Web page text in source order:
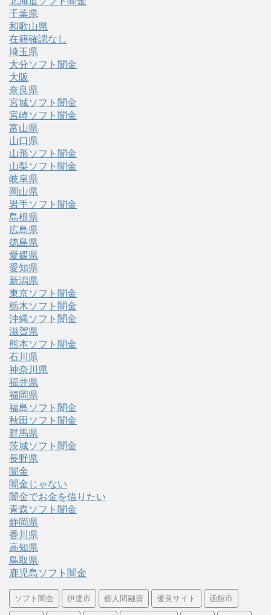
千葉県
和歌山県
在籍確認なし
埼玉県
大分ソフト闇金
大阪
奈良県
宮城ソフト闇金
宮崎ソフト闇金
富山県
山口県
山形ソフト闇金
山梨ソフト闇金
岐阜県
岡山県
岩手ソフト闇金
島根県
広島県
徳島県
愛媛県
愛知県
新潟県
東京ソフト闇金
栃木ソフト闇金
沖縄ソフト闇金
滋賀県
熊本ソフト闇金
石川県
神奈川県
福井県
福岡県
福島ソフト闇金
秋田ソフト闇金
群馬県
茨城ソフト闇金
長野県
闇金
闇金じゃない
闇金でお金を借りたい
青森ソフト闇金
静岡県
香川県
高知県
鳥取県
鹿児島ソフト闇金
ソフト闇金 伊達市 個人間融資 優良サイト 函館市